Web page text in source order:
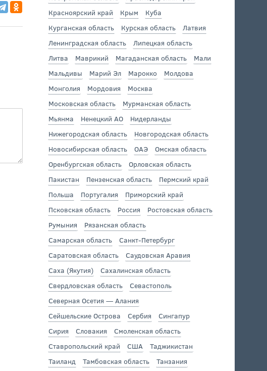
Красноярский край
Крым
Куба
Курганская область
Курская область
Латвия
Ленинградская область
Липецкая область
Литва
Маврикий Магаданская область
Мали
Мальдивы
Марий Эл Марокко
Молдова
Монголия
Мордовия
Москва
Московская область
Мурманская область
Мьянма
Ненецкий АО
Нидерланды
Нижегородская область
Новгородская область
Новосибирская область
ОАЭ
Омская область
Оренбургская область
Орловская область
Пакистан
Пензенская область
Пермский край
Польша
Португалия
Приморский край
Псковская область
Россия
Ростовская область
Румыния
Рязанская область
Самарская область
Санкт-Петербург
Саратовская область
Саудовская Аравия
Саха (Якутия)
Сахалинская область
Свердловская область
Севастополь
Северная Осетия — Алания
Сейшельские Острова
Сербия
Сингапур
Сирия
Словакия
Смоленская область
Ставропольский край
США
Таджикистан
Таиланд
Тамбовская область
Танзания